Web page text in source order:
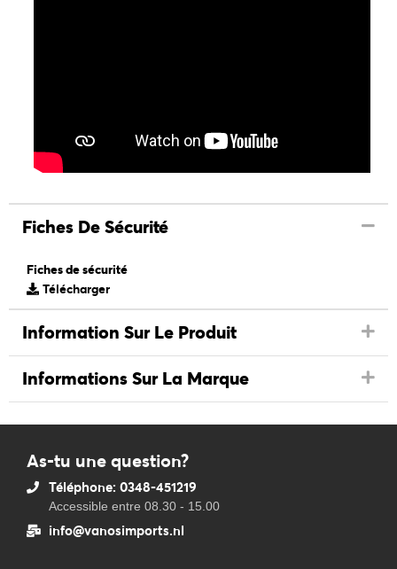
Fiches De Sécurité
Fiches de sécurité
Télécharger
Information Sur Le Produit
Informations Sur La Marque
As-tu une question?
Téléphone: 0348-451219
Accessible entre 08.30 - 15.00
info@vanosimports.nl